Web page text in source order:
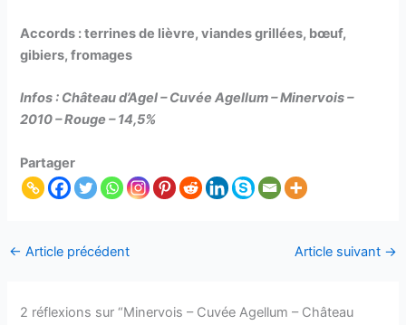
Accords : terrines de lièvre, viandes grillées, bœuf,
gibiers, fromages
Infos : Château d’Agel – Cuvée Agellum – Minervois –
2010 – Rouge – 14,5%
Partager
← Article précédent Article suivant →
2 réflexions sur “Minervois – Cuvée Agellum – Château